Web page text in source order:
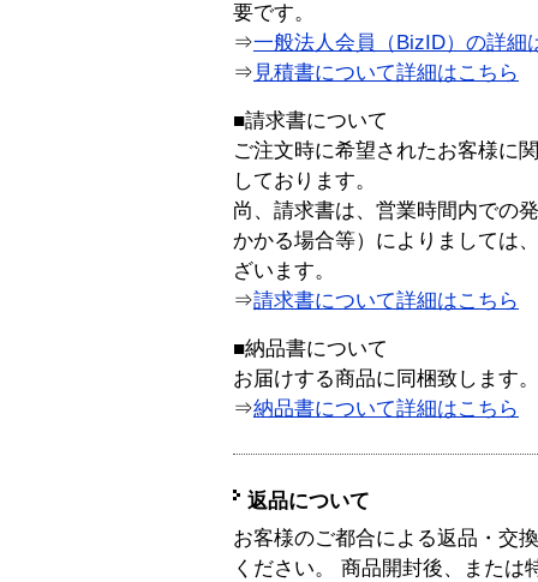
要です。
⇒一般法人会員（BizID）の詳細
⇒ 見積書について詳細はこちら
■請求書について
ご注文時に希望されたお客様に
しております。
尚、請求書は、営業時間内での
かかる場合等）によりましては
ざいます。
⇒請求書について詳細はこちら
■納品書について
お届けする商品に同梱致します。
⇒納品書について詳細はこちら
返品について
お客様のご都合による返品・交
ください。 商品開封後、または